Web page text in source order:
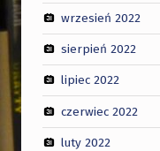
wrzesień 2022
sierpień 2022
lipiec 2022
czerwiec 2022
luty 2022